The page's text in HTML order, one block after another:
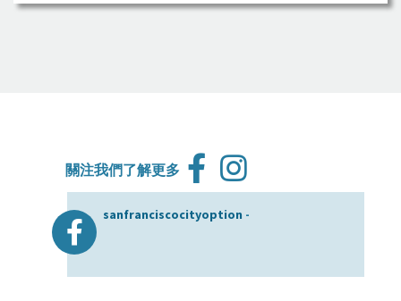
關注我們了解更多
sanfranciscocityoption -